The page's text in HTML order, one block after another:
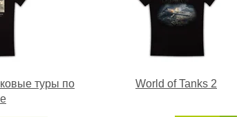
туры по
World of Tanks 2